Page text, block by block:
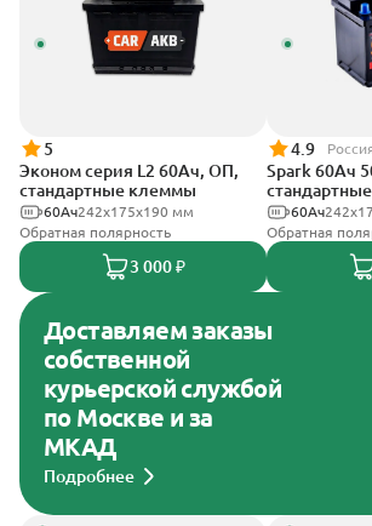
5
Эконом серия L2 60Ач, ОП,
стандартные клеммы
242х175х190 мм
60Ач
Обратная полярность
3 000 ₽
4.9
Spark 60Ач
60Ач
Обратная
Доставляем заказы
собственной
курьерской службой
по Москве и за
МКАД
Подробнее